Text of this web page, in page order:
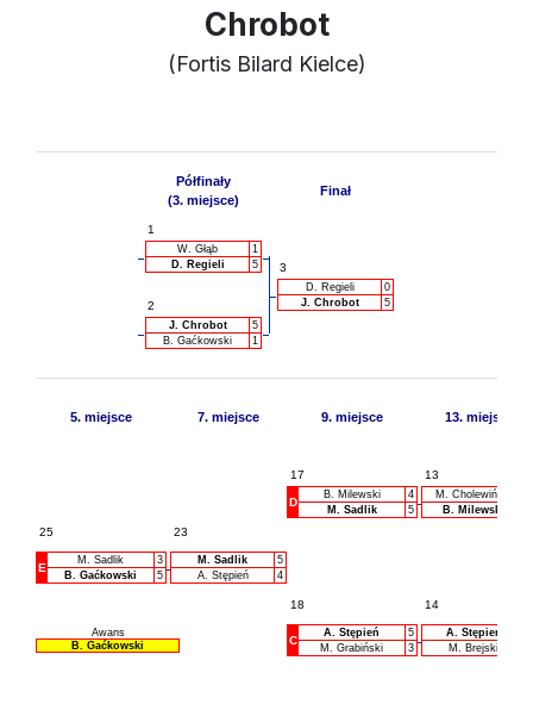
Chrobot
(Fortis Bilard Kielce)
Półfinały
(3. miejsce)
Finał
1
W. Głąb
1
D. Regieli
5 3
2
D. Regieli
0
J. Chrobot
5
J. Chrobot
5
B. Gaćkowski
1
5. miejsce 7. miejsce 9. miejsce 13. miejsce
17 13
25 23
D
B. Milewski
4
M. Sadlik
5
M. Cholewiński
B. Milewski
18 14
E
M. Sadlik
3
B. Gaćkowski
5
M. Sadlik
5
A. Stępień
4
Awans
B. Gaćkowski
C
A. Stępień
5
M. Grabiński
3
A. Stępień
M. Brejski